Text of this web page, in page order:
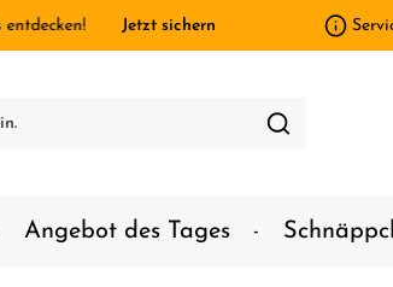
entdecken! Jetzt sichern
Angebot des Tages